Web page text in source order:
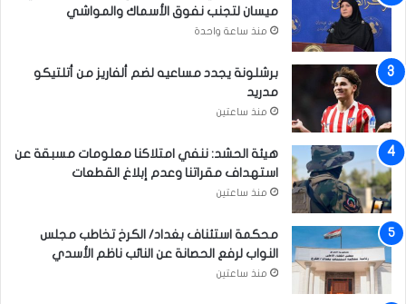
ل
م
ا
ج
س
ي
ر
س
ة
ل
إ
م
ا
م
ا
ل
ص
ا
د
ق
(
ع
ميسان لتجنب نفوق الأسماك والمواشي
منذ ساعة واحدة
برشلونة يجدد مساعيه لضم ألفاريز من أتلتيكو
مدريد
منذ ساعتين
هيئة الحشد: ننفي امتلاكنا معلومات مسبقة عن
استهداف مقراتنا وعدم إبلاغ القطعات
منذ ساعتين
محكمة استئناف بغداد/ الكرخ تخاطب مجلس
النواب لرفع الحصانة عن النائب ناظم الأسدي
منذ ساعتين